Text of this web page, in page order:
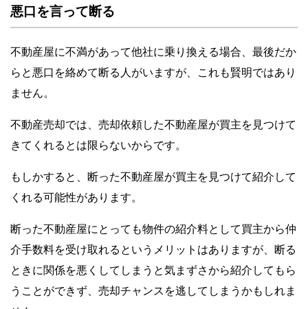
悪口を言って断る
不動産屋に不満があって他社に乗り換える場合、最後だか
らと悪口を絡めて断る人がいますが、これも賢明ではあり
ません。
不動産売却では、売却依頼した不動産屋が買主を見つけて
きてくれるとは限らないからです。
もしかすると、断った不動産屋が買主を見つけて紹介して
くれる可能性があります。
断った不動産屋にとっても物件の紹介料として買主から仲
介手数料を受け取れるというメリットはありますが、断る
ときに関係を悪くしてしまうと気まずさから紹介してもら
うことができず、売却チャンスを逃してしまうかもしれま